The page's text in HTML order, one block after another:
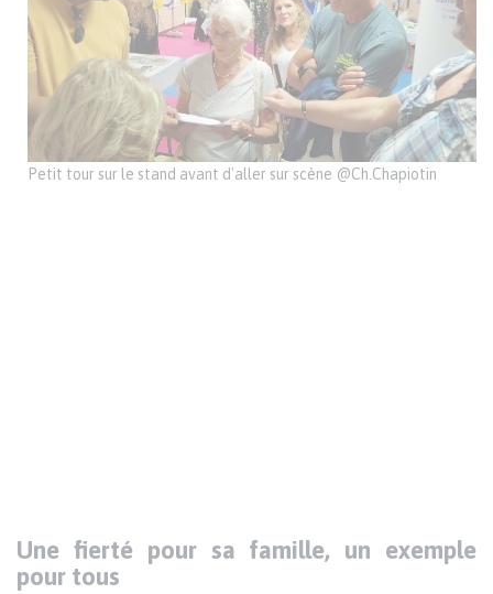
Petit tour sur le stand avant d'aller sur scène @Ch.Chapiotin
Une fierté pour sa famille, un exemple
pour tous